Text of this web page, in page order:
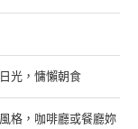
光，慵懶朝食
格，咖啡廳或餐廳妳